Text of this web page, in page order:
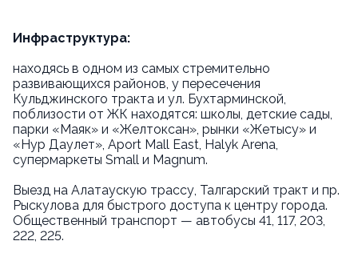
Инфраструктура:
находясь в одном из самых стремительно
развивающихся районов, у пересечения
Кульджинского тракта и ул. Бухтарминской,
поблизости от ЖК находятся: школы, детские сады,
парки «Маяк» и «Желтоксан», рынки «Жетысу» и
«Нур Даулет», Aport Mall East, Halyk Arena,
супермаркеты Small и Magnum.
Выезд на Алатаускую трассу, Талгарский тракт и пр.
Рыскулова для быстрого доступа к центру города.
Общественный транспорт — автобусы 41, 117, 203,
222, 225.